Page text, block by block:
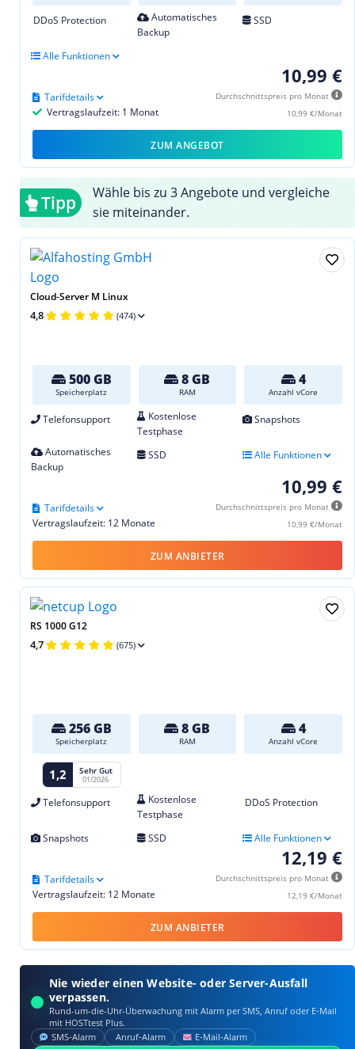
DDoS Protection
Automatisches
Backup
SSD
Alle Funktionen
10,99 €
Durchschnittspreis pro Monat
10,99 €/Monat
Vertragslaufzeit: 1 Monat
Tarifdetails
ZUM ANGEBOT
Tipp
Wähle bis zu 3 Angebote und vergleiche
sie miteinander.
Cloud-Server M Linux
4,8 (474)
500 GB
Speicherplatz
8 GB
RAM
4
Anzahl vCore
Telefonsupport
Kostenlose
Testphase
Snapshots
Automatisches
Backup
SSD Alle Funktionen
10,99 €
Durchschnittspreis pro Monat
10,99 €/Monat
Vertragslaufzeit: 12 Monate
Tarifdetails
ZUM ANBIETER
RS 1000 G12
4,7 (675)
256 GB
Speicherplatz
8 GB
RAM
4
Anzahl vCore
1,2 Sehr Gut
01/2026
Telefonsupport
Kostenlose
Testphase
DDoS Protection
Snapshots SSD Alle Funktionen
12,19 €
Durchschnittspreis pro Monat
12,19 €/Monat
Vertragslaufzeit: 12 Monate
Tarifdetails
ZUM ANBIETER
Nie wieder einen Website- oder Server-Ausfall
verpassen.
Rund-um-die-Uhr-Überwachung mit Alarm per SMS, Anruf oder E‑Mail
mit HOSTtest Plus.
SMS‑Alarm Anruf‑Alarm E‑Mail‑Alarm